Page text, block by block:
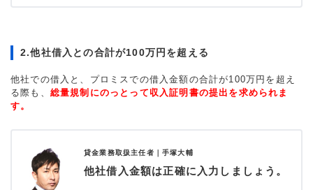
2.他社借入との合計が100万円を超える
他社での借入と、プロミスでの借入金額の合計が100万円を超え
る際も、 総量規制にのっとって収入証明書の提出を求められま
す。
貸金業務取扱主任者｜ 手塚大輔
他社借入金額は正確に入力しましょう。